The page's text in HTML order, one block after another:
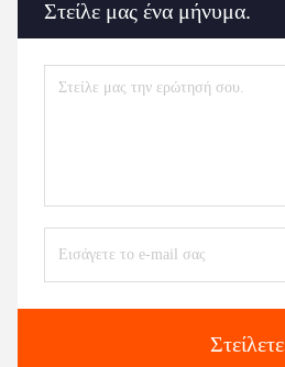
Στείλε μας ένα μήνυμα.
Στείλετε